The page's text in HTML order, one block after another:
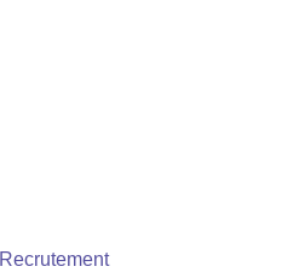
Recrutement